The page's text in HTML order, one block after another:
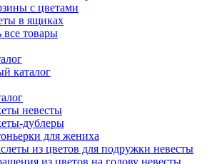
с цветами
в ящиках
все товары
каталог
невесты
дублеры
для жениха
из цветов для подружки невесты